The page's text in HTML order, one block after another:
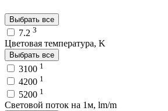
Выбрать все
7.2 3
Цветовая температура, K
Выбрать все
3100 1
4200 1
5200 1
Световой поток на 1м, lm/m